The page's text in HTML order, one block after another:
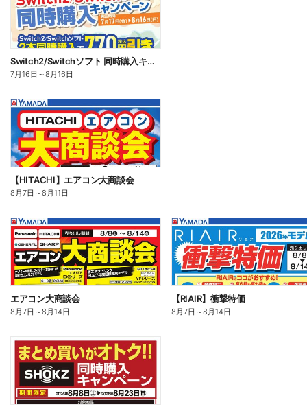
Switch2/Switchソフト 同時購入キャンペーン
7月16日 ～8月16日
【HITACHI】エアコン大商談会
8月7日 ～8月11日
エアコン大商談会
8月7日 ～8月14日
【RIAIR】衝撃特価
8月7日 ～8月14日